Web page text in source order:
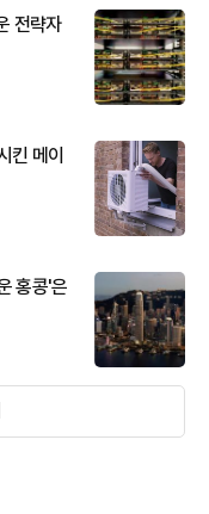
전략자
킨 메이
홍콩'은